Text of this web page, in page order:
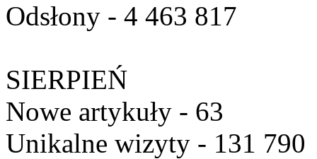
Odsłony - 4 463 817
SIERPIEŃ
Nowe artykuły - 63
Unikalne wizyty - 131 790